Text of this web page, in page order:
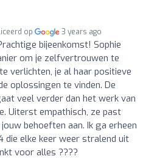
op 3 years ago
bijeenkomst! Sophie
om je zelfvertrouwen te
verlichten, je al haar positieve
oplossingen te vinden. De
veel verder dan het werk van
Uiterst empathisch, ze past
behoeften aan. Ik ga erheen
die elke keer weer stralend uit
voor alles ????